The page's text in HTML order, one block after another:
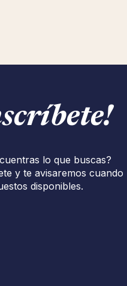
lo que buscas?
y te avisaremos cuando
disponibles.